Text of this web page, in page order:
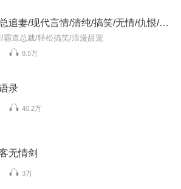
冷酷穆总追妻/现代言情/清纯/搞笑/无情/仇恨/爱情
霸道总裁/轻松搞笑/浪漫甜宠
8.5万
录
40.2万
无情剑
3万